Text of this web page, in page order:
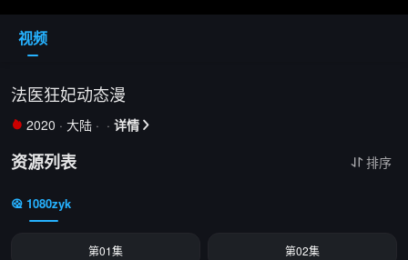
视频
法医狂妃动态漫
 2020 · 大陆 · · 详情 
资源列表  排序
1080zyk
第01集 第02集